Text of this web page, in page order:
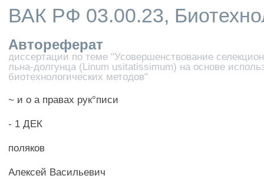
ВАК РФ 03.00.23,
Автореферат
диссертации по теме "Усовершенствование
льна-долгунца (Linum usitatissimum) на основе
биотехнологических методов"
~ и о а правах рук°писи
- 1 ДЕК
поляков
Алексей Васильевич